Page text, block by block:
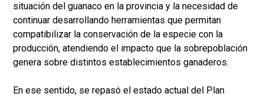
situación del guanaco en la provincia y la necesidad de
continuar desarrollando herramientas que permitan
compatibilizar la conservación de la especie con la
producción, atendiendo el impacto que la sobrepoblación
genera sobre distintos establecimientos ganaderos.
En ese sentido, se repasó el estado actual del Plan